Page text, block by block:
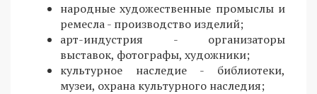
народные художественные промыслы и
ремесла - производство изделий;
арт-индустрия - организаторы
выставок, фотографы, художники;
культурное наследие - библиотеки,
музеи, охрана культурного наследия;